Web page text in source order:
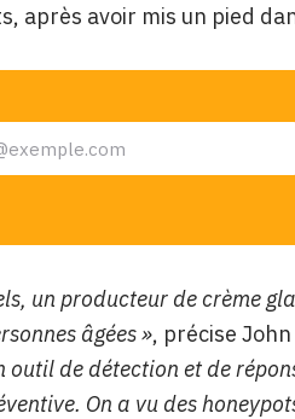
après avoir mis un pied
un producteur de crème
âgées », précise
de détection et de
On a vu des